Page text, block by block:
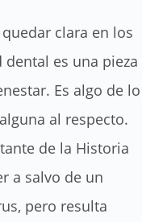
clara en los
es una pieza
Es algo de lo
al respecto.
de la Historia
a salvo de un
pero resulta